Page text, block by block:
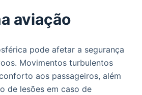
aviação
pode afetar a segurança
Movimentos turbulentos
aos passageiros, além
de lesões em caso de